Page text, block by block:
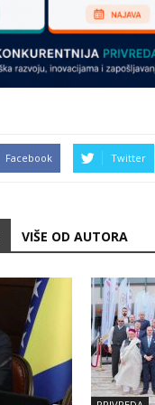
Facebook Twitter
VIŠE OD AUTORA